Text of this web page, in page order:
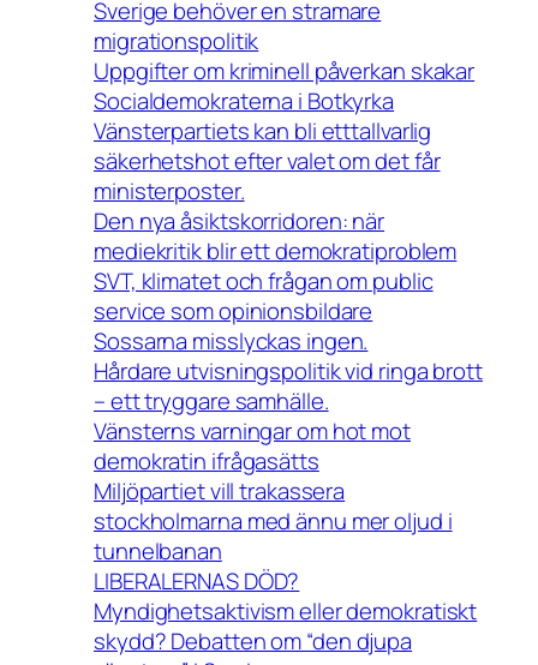
Sverige behöver en stramare
migrationspolitik
Uppgifter om kriminell påverkan skakar
Socialdemokraterna i Botkyrka
Vänsterpartiets kan bli etttallvarlig
säkerhetshot efter valet om det får
ministerposter.
Den nya åsiktskorridoren: när
mediekritik blir ett demokratiproblem
SVT, klimatet och frågan om public
service som opinionsbildare
Sossarna misslyckas ingen.
Hårdare utvisningspolitik vid ringa brott
– ett tryggare samhälle.
Vänsterns varningar om hot mot
demokratin ifrågasätts
Miljöpartiet vill trakassera
stockholmarna med ännu mer oljud i
tunnelbanan
LIBERALERNAS DÖD?
Myndighetsaktivism eller demokratiskt
skydd? Debatten om “den djupa